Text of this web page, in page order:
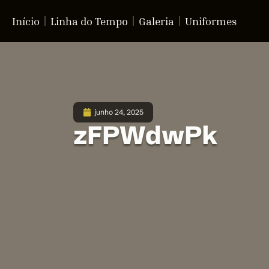
Início Linha do Tempo Galeria Uniformes
junho 24, 2025
zFPWdwPk